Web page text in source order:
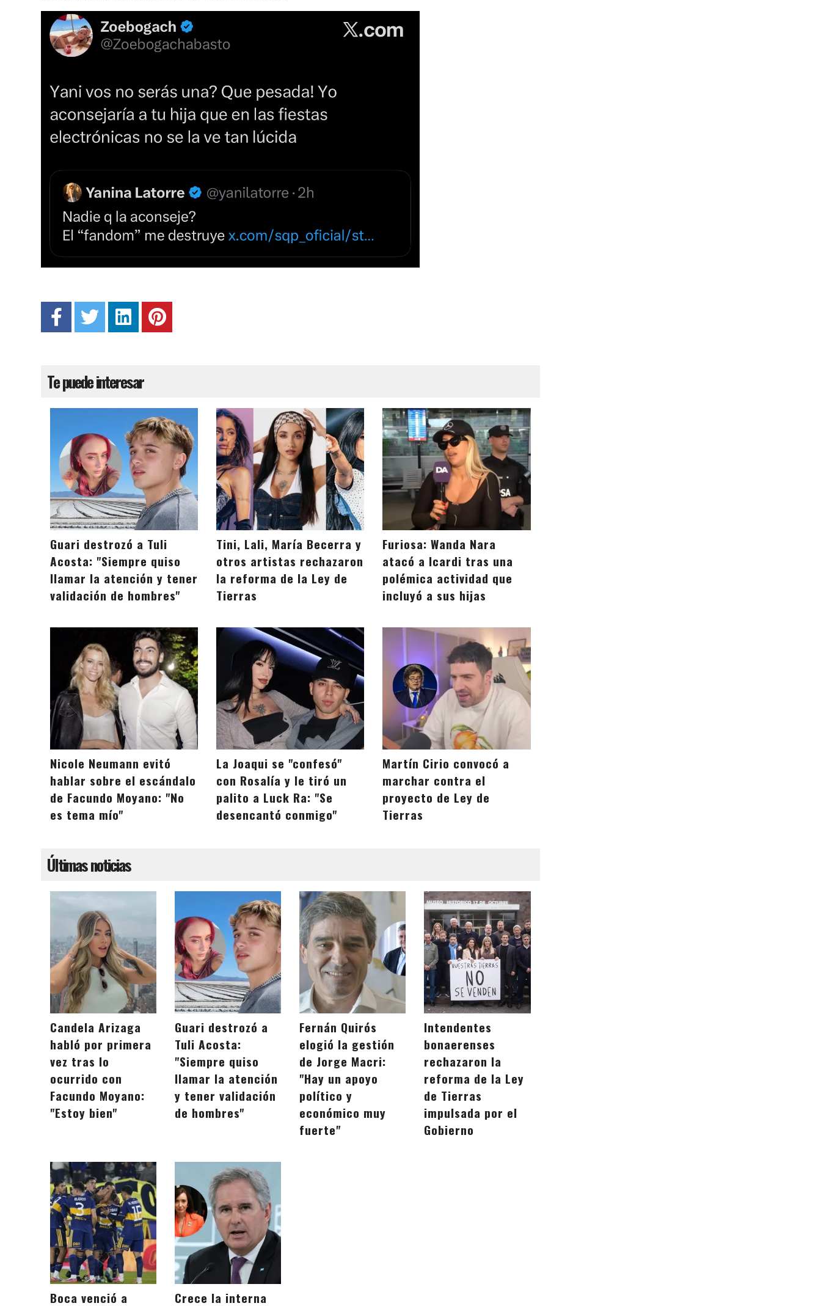
Te puede interesar
Guari destrozó a Tuli
Acosta: "Siempre quiso
llamar la atención y tener
validación de hombres"
Tini, Lali, María Becerra y
otros artistas rechazaron
la reforma de la Ley de
Tierras
Furiosa: Wanda Nara
atacó a Icardi tras una
polémica actividad que
incluyó a sus hijas
Nicole Neumann evitó
hablar sobre el escándalo
de Facundo Moyano: "No
es tema mío"
La Joaqui se "confesó"
con Rosalía y le tiró un
palito a Luck Ra: "Se
desencantó conmigo"
Martín Cirio convocó a
marchar contra el
proyecto de Ley de
Tierras
Últimas noticias
Candela Arizaga
habló por primera
vez tras lo
ocurrido con
Facundo Moyano:
"Estoy bien"
Guari destrozó a
Tuli Acosta:
"Siempre quiso
llamar la atención
y tener validación
de hombres"
Fernán Quirós
elogió la gestión
de Jorge Macri:
"Hay un apoyo
político y
económico muy
fuerte"
Intendentes
bonaerenses
rechazaron la
reforma de la Ley
de Tierras
impulsada por el
Gobierno
Boca venció a Crece la interna